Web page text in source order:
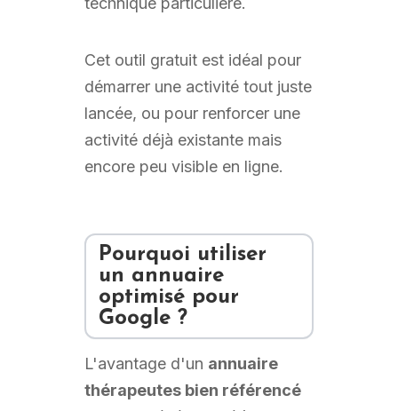
Cet outil gratuit est idéal pour
démarrer une activité tout juste
lancée, ou pour renforcer une
activité déjà existante mais
encore peu visible en ligne.
Pourquoi utiliser
un annuaire
optimisé pour
Google ?
L'avantage d'un annuaire
thérapeutes bien référencé